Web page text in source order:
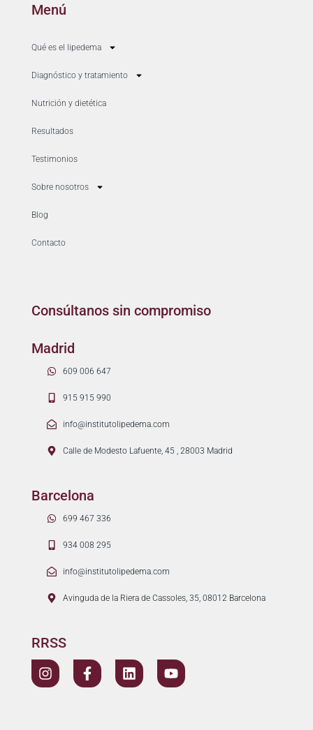
Menú
Qué es el lipedema
Diagnóstico y tratamiento
Nutrición y dietética
Resultados
Testimonios
Sobre nosotros
Blog
Contacto
Consúltanos sin compromiso
Madrid
609 006 647
915 915 990
info@institutolipedema.com
Calle de Modesto Lafuente, 45 , 28003 Madrid
Barcelona
699 467 336
934 008 295
info@institutolipedema.com
Avinguda de la Riera de Cassoles, 35, 08012 Barcelona
RRSS